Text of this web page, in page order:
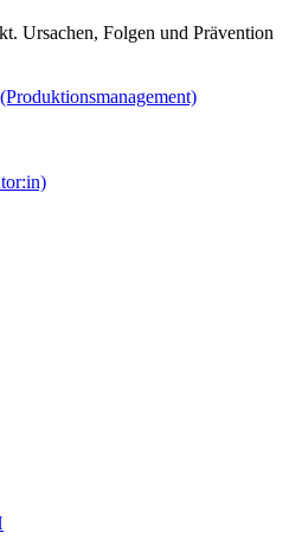
Ursachen, Folgen und Prävention